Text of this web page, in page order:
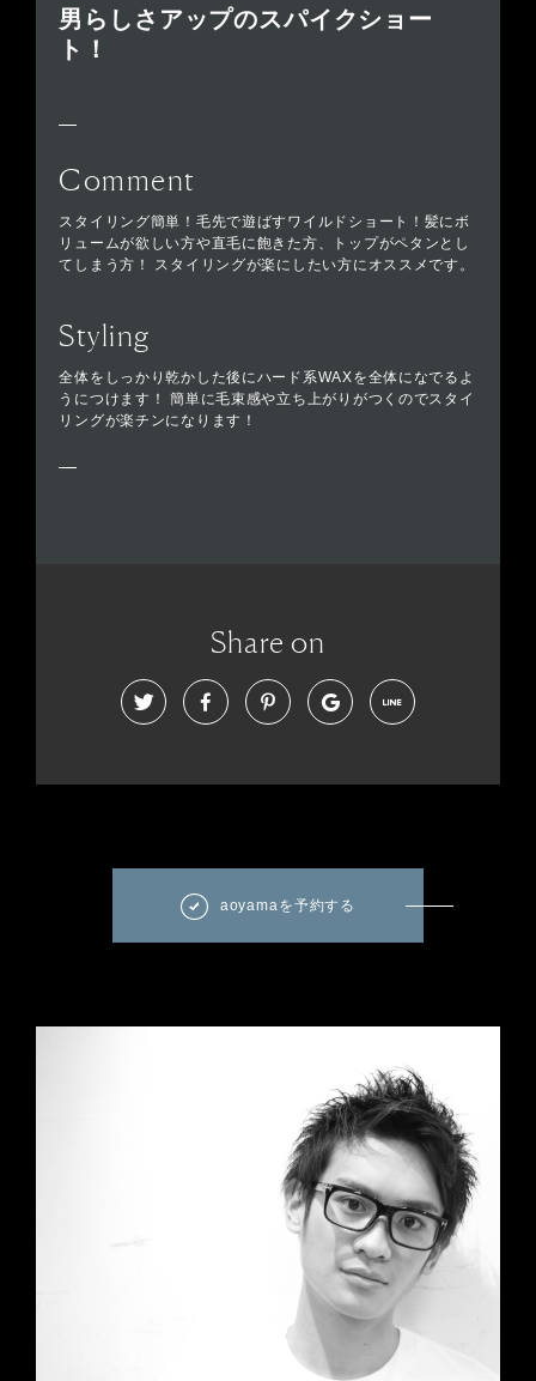
男らしさアップのスパイクショー
ト！
Comment
スタイリング簡単！毛先で遊ばすワイルドショート！髪にボ
リュームが欲しい方や直毛に飽きた方、トップがペタンとし
てしまう方！ スタイリングが楽にしたい方にオススメです。
Styling
全体をしっかり乾かした後にハード系WAXを全体になでるよ
うにつけます！ 簡単に毛束感や立ち上がりがつくのでスタイ
リングが楽チンになります！
Share on
aoyamaを予約する